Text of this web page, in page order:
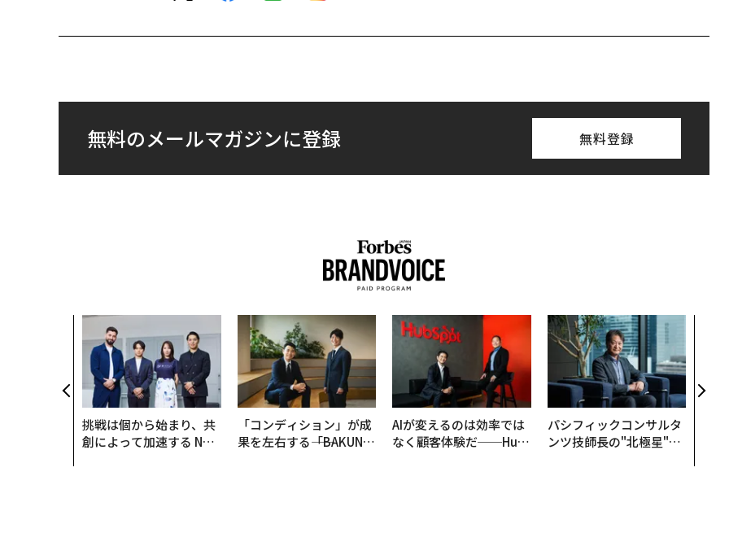
無料のメールマガジンに登録 無料登録
挑戦は個から始まり、共
創によって加速する NOR
「コンディション」が成
果を左右する――「BAKUN
AIが変えるのは効率では
なく顧客体験だ──Hub
パシフィックコンサルタ
ンツ技師長の"北極星"。